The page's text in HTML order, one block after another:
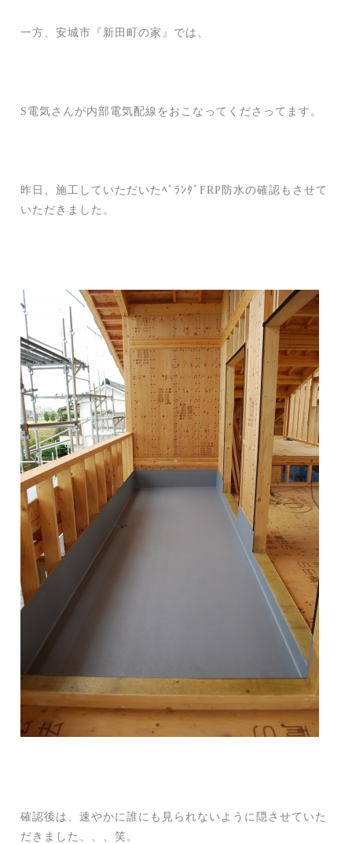
一方、安城市『新田町の家』では、
S電気さんが内部電気配線をおこなってくださってます。
昨日、施工していただいたﾍﾞﾗﾝﾀﾞFRP防水の確認もさせて
いただきました。
確認後は、速やかに誰にも見られないように隠させていた
だきました、、、笑。